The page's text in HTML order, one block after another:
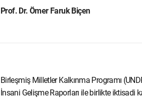
Prof. Dr. Ömer Faruk Biçen
Birleşmiş Milletler Kalkınma Programı
İnsani Gelişme Raporları ile birlikte iktisadi